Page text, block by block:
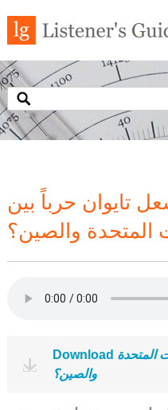
تايوان حرباً بين
المتحدة والصين؟
Download المتحدة
والصين؟